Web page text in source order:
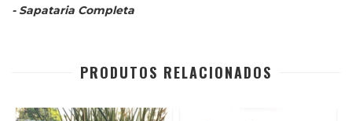
- Sapataria Completa
PRODUTOS RELACIONADOS